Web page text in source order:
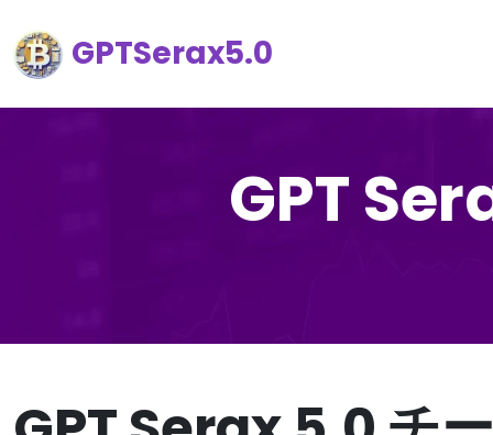
GPTSerax5.0
GPT